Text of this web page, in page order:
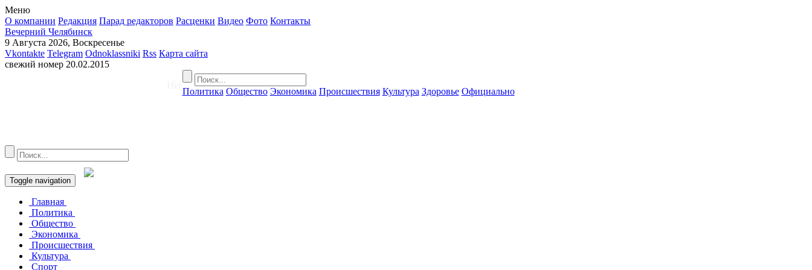
Меню
О компании Редакция Парад редакторов Расценки Видео Фото Контакты
Вечерний Челябинск
9 Августа 2026, Воскресенье
Vkontakte Telegram Odnoklassniki Rss Карта сайта
свежий номер 20.02.2015
Политика Общество Экономика Происшествия Культура Здоровье Официально
Toggle navigation
Главная
Политика
Общество
Экономика
Происшествия
Культура
Спорт